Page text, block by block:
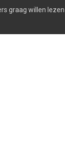
graag willen